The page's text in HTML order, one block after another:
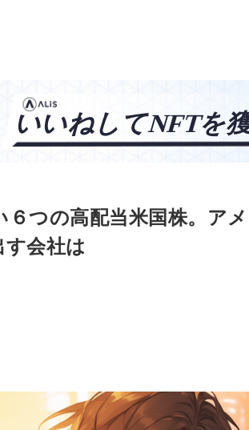
つの高配当米国株。ア
会社は